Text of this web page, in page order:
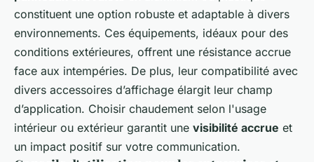
constituent une option robuste et adaptable à divers
environnements. Ces équipements, idéaux pour des
conditions extérieures, offrent une résistance accrue
face aux intempéries. De plus, leur compatibilité avec
divers accessoires d’affichage élargit leur champ
d’application. Choisir chaudement selon l'usage
intérieur ou extérieur garantit une visibilité accrue et
un impact positif sur votre communication.